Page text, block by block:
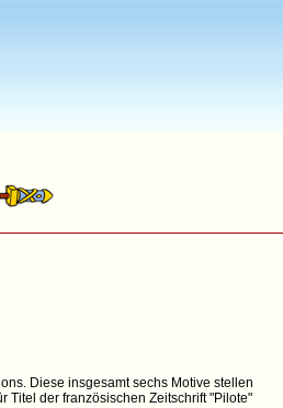
Diese insgesamt sechs Motive stellen
Titel der französischen Zeitschrift "Pilote"